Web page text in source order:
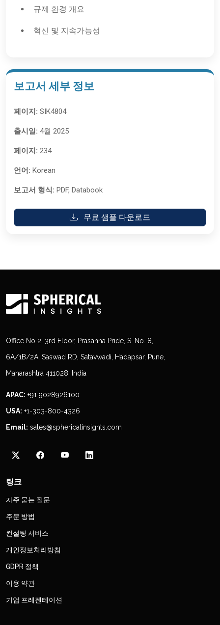
규제 환경 개요
혁신 및 지속가능성
보고서 세부 정보
페이지: SIK4804
출시일: 4월 2025
페이지: 234
언어: Korean
보고서 형식: PDF, Databook
무료 샘플 다운로드
Office No 2, 3rd Floor, Prasanna Pride, S. No. 8,
6A/1B/2A, Saswad RD, Satavwadi, Hadapsar, Pune,
Maharashtra 411028, India
APAC: +91 9028926100
USA: +1-303-800-4326
Email: sales@sphericalinsights.com
링크
자주 묻는 질문
주문 방법
컨설팅 서비스
개인정보처리방침
GDPR 정책
이용 약관
기업 프레젠테이션